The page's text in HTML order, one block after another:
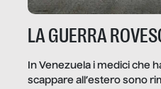
LA GUERRA
In Venezuela i medici che
scappare all’estero sono